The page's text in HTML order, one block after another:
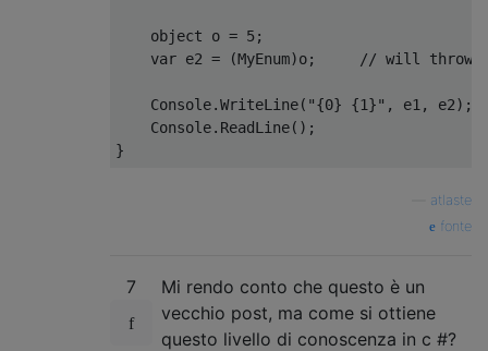
object o = 5;
var e2 = (MyEnum)o; // will throw
Console.WriteLine( "{0} {1}" , e1 , e2);
Console. ReadLine();
}
atlaste
fonte
7
Mi rendo conto che questo è un
vecchio post, ma come si ottiene
questo livello di conoscenza in c #?